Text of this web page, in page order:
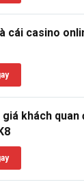
cái casino
khách quan